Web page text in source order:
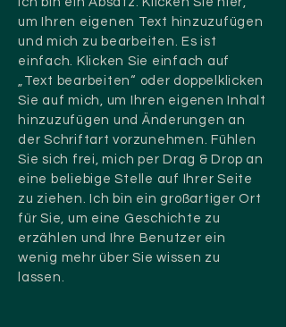
um Ihren eigenen Text hinzuzufügen
und mich zu bearbeiten. Es ist
einfach. Klicken Sie einfach auf
„Text bearbeiten“ oder doppelklicken
Sie auf mich, um Ihren eigenen Inhalt
hinzuzufügen und Änderungen an
der Schriftart vorzunehmen. Fühlen
Sie sich frei, mich per Drag & Drop an
eine beliebige Stelle auf Ihrer Seite
zu ziehen. Ich bin ein großartiger Ort
für Sie, um eine Geschichte zu
erzählen und Ihre Benutzer ein
wenig mehr über Sie wissen zu
lassen.